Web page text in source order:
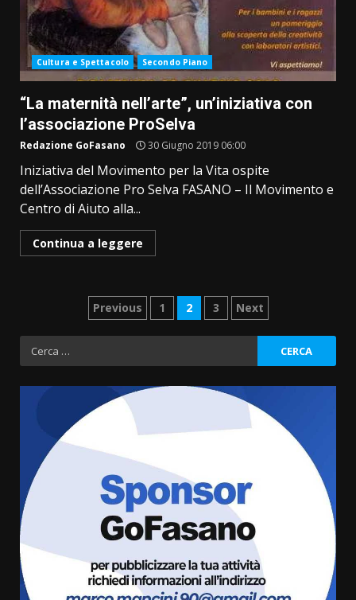
Cultura e Spettacolo Secondo Piano
“La maternità nell’arte”, un’iniziativa con
l’associazione ProSelva
Redazione GoFasano 30 Giugno 2019 06:00
Iniziativa del Movimento per la Vita ospite
dell’Associazione Pro Selva FASANO – Il Movimento e
Centro di Aiuto alla...
Continua a leggere
Paginazione
degli
articoli
Previous 1 2 3 Next
Ricerca
per:
3
Fasanese ferito a colpi di arma
6 Agosto 2026 18:13
Carta d’identità: continua il piano
di aperture straordinarie del
6 Agosto 2026 14:16